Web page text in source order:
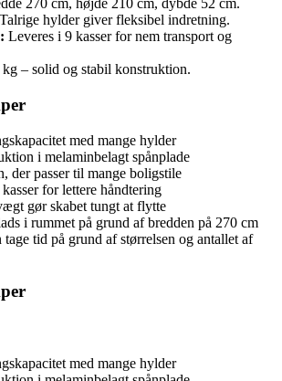
270 cm, højde 210 cm, dybde 52 cm.
Talrige hylder giver fleksibel indretning.
Leveres i 9 kasser for nem transport og
– solid og stabil konstruktion.
med mange hylder
i melaminbelagt spånplade
der passer til mange boligstile
for lettere håndtering
gør skabet tungt at flytte
i rummet på grund af bredden på 270 cm
tid på grund af størrelsen og antallet af
med mange hylder